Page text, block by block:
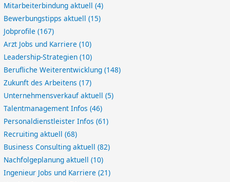
Mitarbeiterbindung aktuell(4)
Bewerbungstipps aktuell(15)
Jobprofile(167)
Arzt Jobs und Karriere(10)
Leadership-Strategien(10)
Berufliche Weiterentwicklung(148)
Zukunft des Arbeitens(17)
Unternehmensverkauf aktuell(5)
Talentmanagement Infos(46)
Personaldienstleister Infos(61)
Recruiting aktuell(68)
Business Consulting aktuell(82)
Nachfolgeplanung aktuell(10)
Ingenieur Jobs und Karriere(21)